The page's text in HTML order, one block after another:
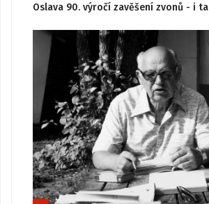
Oslava 90. výročí zavěšení zvonů - i